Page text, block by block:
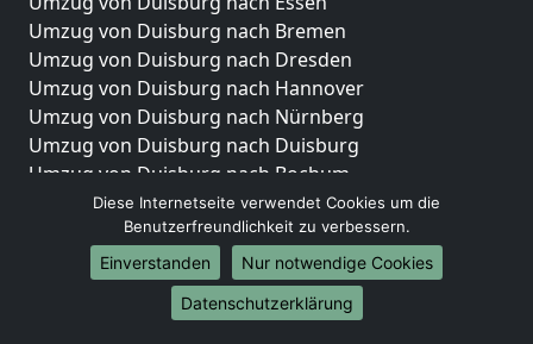
Umzug von Duisburg nach Bremen
Umzug von Duisburg nach Dresden
Umzug von Duisburg nach Hannover
Umzug von Duisburg nach Nürnberg
Umzug von Duisburg nach Duisburg
Umzug von Duisburg nach Bochum
Umzug von Duisburg nach Wuppertal
Umzug von Duisburg nach Bielefeld
Umzug von Duisburg nach Bonn
Umzug von Duisburg nach Münster
Diese Internetseite verwendet Cookies um die
Benutzerfreundlichkeit zu verbessern.
Einverstanden
Nur notwendige Cookies
Datenschutzerklärung